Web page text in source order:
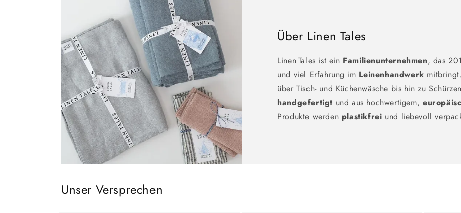
Über Linen Tales
Linen Tales ist ein Familienunternehmen, das
und viel Erfahrung im Leinenhandwerk
über Tisch- und Küchenwäsche bis hin zu
handgefertigt und aus hochwertigem,
Produkte werden plastikfrei und liebevoll
Unser Versprechen